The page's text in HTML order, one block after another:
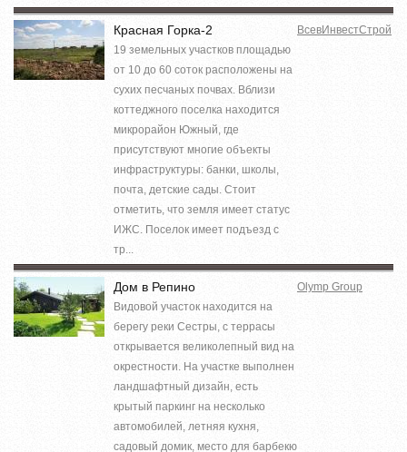
Красная Горка-2
19 земельных участков площадью
от 10 до 60 соток расположены на
сухих песчаных почвах. Вблизи
коттеджного поселка находится
микрорайон Южный, где
присутствуют многие объекты
инфраструктуры: банки, школы,
почта, детские сады. Стоит
отметить, что земля имеет статус
ИЖС. Поселок имеет подъезд с
тр...
ВсевИнвестСтрой
Дом в Репино
Видовой участок находится на
берегу реки Сестры, с террасы
открывается великолепный вид на
окрестности. На участке выполнен
ландшафтный дизайн, есть
крытый паркинг на несколько
автомобилей, летняя кухня,
садовый домик, место для барбекю
Olymp Group